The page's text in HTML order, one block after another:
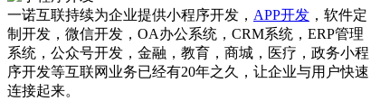
一诺互联持续为企业提供小程序开发， APP开发 ，软件定
制开发，微信开发，OA办公系统，CRM系统，ERP管理
系统，公众号开发，金融，教育，商城，医疗，政务小程
序开发等互联网业务已经有20年之久，让企业与用户快速
连接起来。